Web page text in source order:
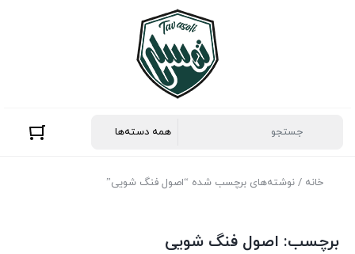
خانه / نوشته‌های برچسب شده “اصول فنگ شویی”
برچسب: اصول فنگ شویی